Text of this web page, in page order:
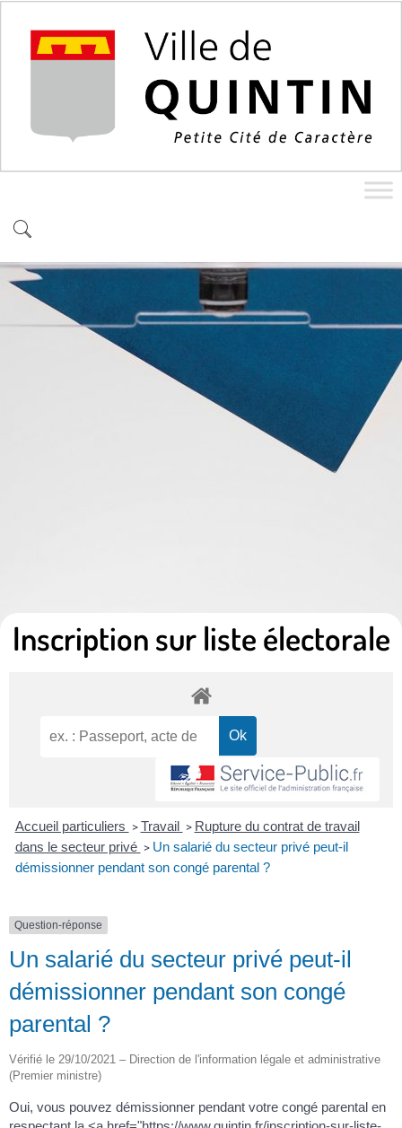
Inscription sur liste électorale
Accueil particuliers > Travail > Rupture du contrat de travail
dans le secteur privé > Un salarié du secteur privé peut-il
démissionner pendant son congé parental ?
Question-réponse
Un salarié du secteur privé peut-il
démissionner pendant son congé
parental ?
Vérifié le 29/10/2021 – Direction de l'information légale et administrative
(Premier ministre)
Oui, vous pouvez démissionner pendant votre congé parental en